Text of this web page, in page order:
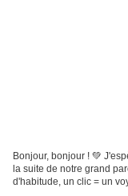
Bonjour, bonjour ! 💚
la suite de notre grand
d'habitude, un clic = un